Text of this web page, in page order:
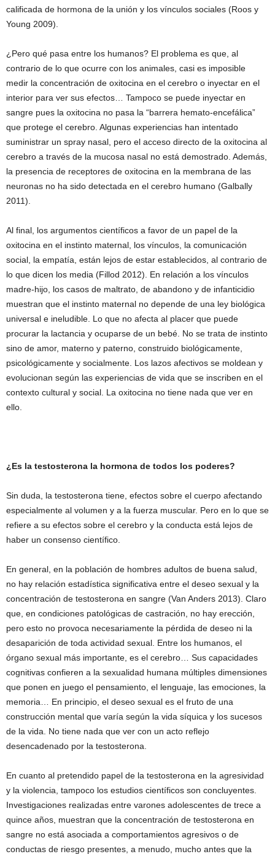
calificada de hormona de la unión y los vínculos sociales (Roos y
Young 2009).
¿Pero qué pasa entre los humanos? El problema es que, al
contrario de lo que ocurre con los animales, casi es imposible
medir la concentración de oxitocina en el cerebro o inyectar en el
interior para ver sus efectos… Tampoco se puede inyectar en
sangre pues la oxitocina no pasa la “barrera hemato-encefálica”
que protege el cerebro. Algunas experiencias han intentado
suministrar un spray nasal, pero el acceso directo de la oxitocina al
cerebro a través de la mucosa nasal no está demostrado. Además,
la presencia de receptores de oxitocina en la membrana de las
neuronas no ha sido detectada en el cerebro humano (Galbally
2011).
Al final, los argumentos científicos a favor de un papel de la
oxitocina en el instinto maternal, los vínculos, la comunicación
social, la empatía, están lejos de estar establecidos, al contrario de
lo que dicen los media (Fillod 2012). En relación a los vínculos
madre-hijo, los casos de maltrato, de abandono y de infanticidio
muestran que el instinto maternal no depende de una ley biológica
universal e ineludible. Lo que no afecta al placer que puede
procurar la lactancia y ocuparse de un bebé. No se trata de instinto
sino de amor, materno y paterno, construido biológicamente,
psicológicamente y socialmente. Los lazos afectivos se moldean y
evolucionan según las experiencias de vida que se inscriben en el
contexto cultural y social. La oxitocina no tiene nada que ver en
ello.
¿Es la testosterona la hormona de todos los poderes?
Sin duda, la testosterona tiene, efectos sobre el cuerpo afectando
especialmente al volumen y a la fuerza muscular. Pero en lo que se
refiere a su efectos sobre el cerebro y la conducta está lejos de
haber un consenso científico.
En general, en la población de hombres adultos de buena salud,
no hay relación estadística significativa entre el deseo sexual y la
concentración de testosterona en sangre (Van Anders 2013). Claro
que, en condiciones patológicas de castración, no hay erección,
pero esto no provoca necesariamente la pérdida de deseo ni la
desaparición de toda actividad sexual. Entre los humanos, el
órgano sexual más importante, es el cerebro… Sus capacidades
cognitivas confieren a la sexualidad humana múltiples dimensiones
que ponen en juego el pensamiento, el lenguaje, las emociones, la
memoria… En principio, el deseo sexual es el fruto de una
construcción mental que varía según la vida síquica y los sucesos
de la vida. No tiene nada que ver con un acto reflejo
desencadenado por la testosterona.
En cuanto al pretendido papel de la testosterona en la agresividad
y la violencia, tampoco los estudios científicos son concluyentes.
Investigaciones realizadas entre varones adolescentes de trece a
quince años, muestran que la concentración de testosterona en
sangre no está asociada a comportamientos agresivos o de
conductas de riesgo presentes, a menudo, mucho antes que la